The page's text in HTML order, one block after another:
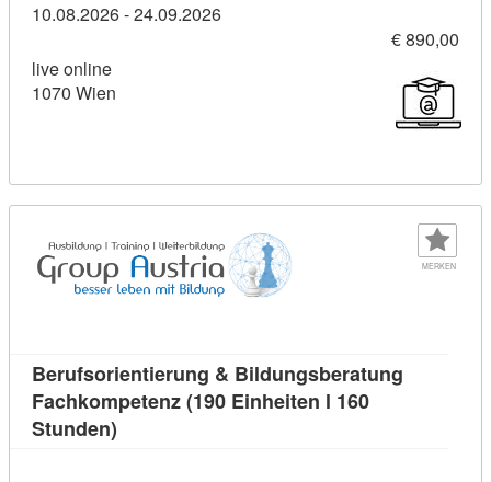
10.08.2026 - 24.09.2026
€ 890,00
live online
1070 Wien
MERKEN
Berufsorientierung & Bildungsberatung
Fachkompetenz (190 Einheiten l 160
Stunden)